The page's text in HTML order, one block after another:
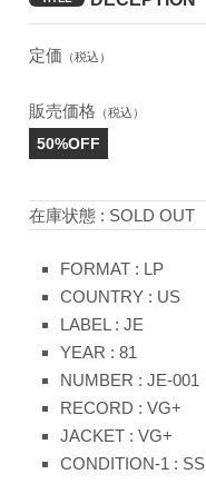
定価 （税込）
販売価格 （税込）
50%OFF
在庫状態 : SOLD OUT
FORMAT : LP
COUNTRY : US
LABEL : JE
YEAR : 81
NUMBER : JE-001
RECORD : VG+
JACKET : VG+
CONDITION-1 : SS